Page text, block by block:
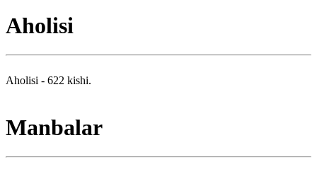
Aholisi
Aholisi - 622 kishi.
Manbalar